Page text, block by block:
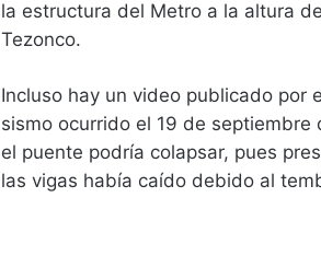
la estructura del Metro a la altura
Tezonco.
Incluso hay un video publicado por
sismo ocurrido el 19 de
el puente podría colapsar, pues
las vigas había caído debido al